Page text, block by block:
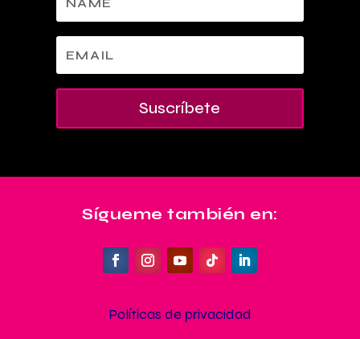
Suscríbete
Sígueme también en:
Políticas de privacidad